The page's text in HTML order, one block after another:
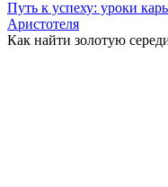
Путь к успеху: уроки
Аристотеля
Как найти золотую